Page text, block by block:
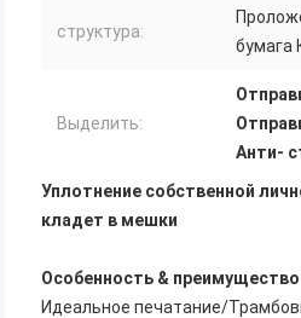
структура:
бумага
Выделить:
Анти-
Уплотнение собственной
кладет в мешки
Особенность & преимущество
Идеальное печатание/